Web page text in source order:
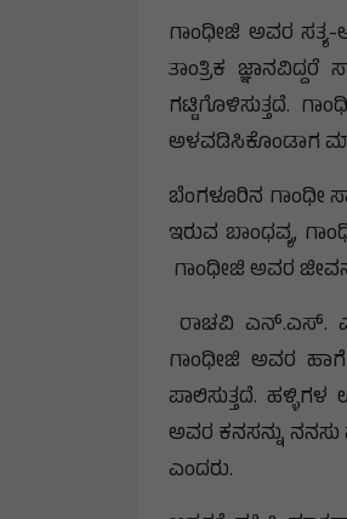
ಗಾಂಧೀಜಿ ಅವರ
ತಾಂತ್ರಿಕ
ಗಟ್ಟಿಗೊಳಿಸುತ್ತದೆ.
ಅಳವಡಿಸಿಕೊಂಡಾಗ
ಬೆಂಗಳೂರಿನ ಗಾಂಧೀ
ಇರುವ ಬಾಂಧವ್ಯ,
ಗಾಂಧೀಜಿ ಅವರ
ರಾಚವಿ ಎನ್.ಎಸ್.
ಗಾಂಧೀಜಿ ಅವರ
ಪಾಲಿಸುತ್ತದೆ.
ಅವರ ಕನಸನ್ನು ನನಸು
ಎಂದರು.